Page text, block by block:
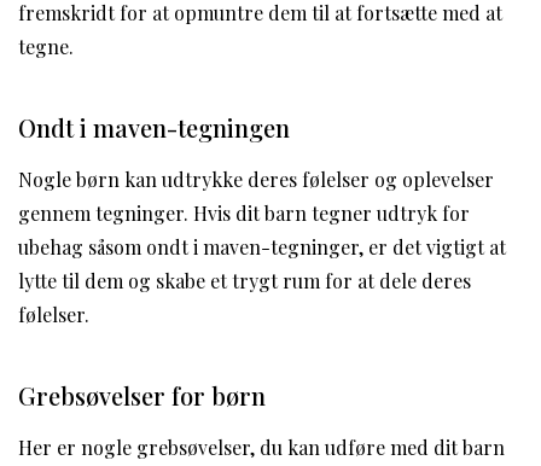
fremskridt for at opmuntre dem til at fortsætte med at
tegne.
Ondt i maven-tegningen
Nogle børn kan udtrykke deres følelser og oplevelser
gennem tegninger. Hvis dit barn tegner udtryk for
ubehag såsom ondt i maven-tegninger, er det vigtigt at
lytte til dem og skabe et trygt rum for at dele deres
følelser.
Grebsøvelser for børn
Her er nogle grebsøvelser, du kan udføre med dit barn